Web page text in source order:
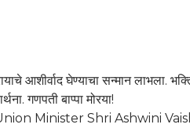
आशीर्वाद घेण्याचा सन्मान लाभला.
गणपती बाप्पा मोरया!
Minister Shri Ashwini